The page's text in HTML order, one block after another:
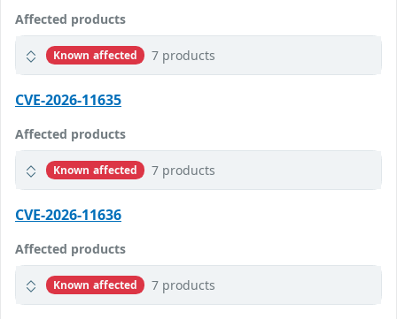
Affected products
Known affected 7 products
CVE-2026-11635
Affected products
Known affected 7 products
CVE-2026-11636
Affected products
Known affected 7 products